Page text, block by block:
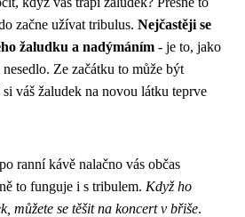
začne užívat tribulus. Nejčastěji se
žaludku a nadýmáním - je to, jako
Ze začátku to může být
váš žaludek na novou látku teprve
ranní kávě nalačno vás občas
to funguje i s tribulem. Když ho
můžete se těšit na koncert v břiše.